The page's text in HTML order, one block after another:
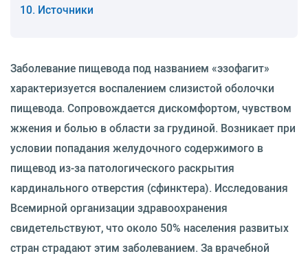
Источники
Заболевание пищевода под названием «эзофагит»
характеризуется воспалением слизистой оболочки
пищевода. Сопровождается дискомфортом, чувством
жжения и болью в области за грудиной. Возникает при
условии попадания желудочного содержимого в
пищевод из-за патологического раскрытия
кардинального отверстия (сфинктера). Исследования
Всемирной организации здравоохранения
свидетельствуют, что около 50% населения развитых
стран страдают этим заболеванием. За врачебной